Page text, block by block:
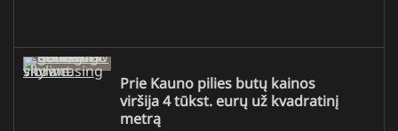
Prie Kauno pilies butų kainos
viršija 4 tūkst. eurų už kvadratinį
metrą